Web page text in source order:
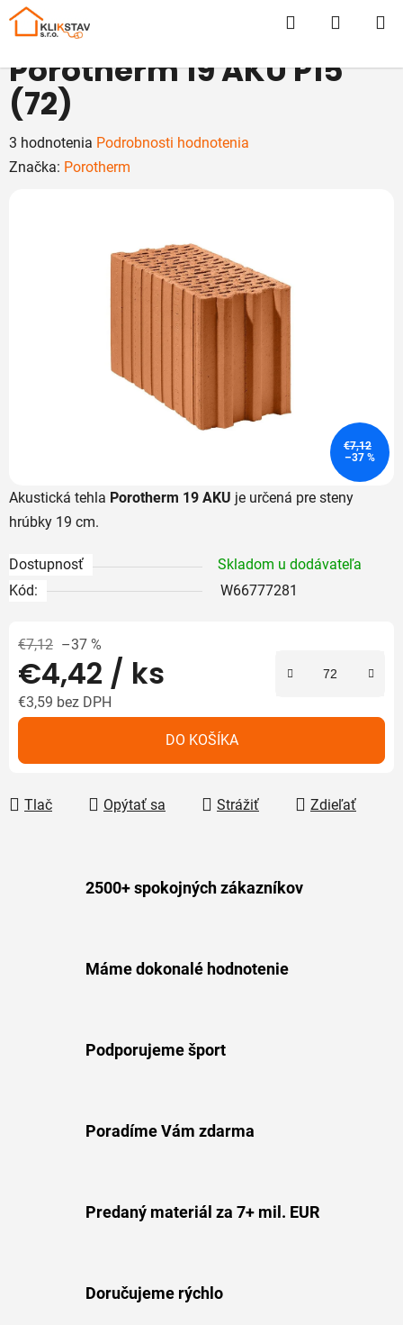
Prejsť
Hľadať
Akustická tehla Porotherm 19 AKU je určená pre steny
hrúbky 19 cm.
Dostupnosť
Skladom u dodávateľa
Kód:
W66777281
€7,12 –37 %
€4,42 / ks
€3,59 bez DPH
DO KOŠÍKA
Tlač Opýtať sa Strážiť Zdieľať
Porotherm 19 AKU P15
(72)
Priemerné
hodnotenie
3 hodnotenia Podrobnosti hodnotenia
Značka: Porotherm
€7,12
–37 %
2500+ spokojných zákazníkov
Máme dokonalé hodnotenie
Podporujeme šport
Poradíme Vám zdarma
Predaný materiál za 7+ mil. EUR
Doručujeme rýchlo